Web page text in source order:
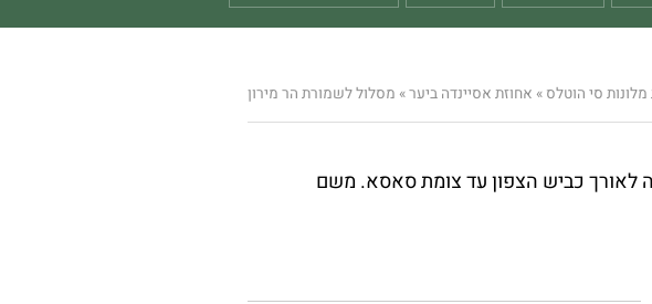
סי הוטלס » אחוזת אסיינדה ביער» מסלול לשמורת הר מירון
לאורך כביש הצפון עד צומת סאסא. משם